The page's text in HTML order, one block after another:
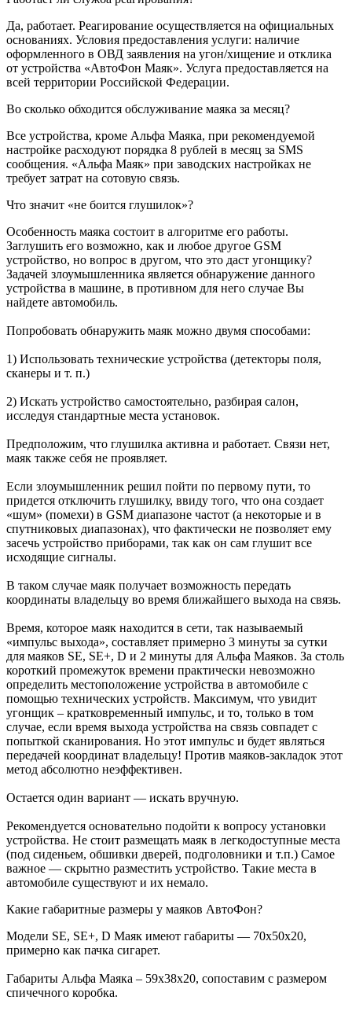
Да, работает. Реагирование осуществляется на официальных
основаниях. Условия предоставления услуги: наличие
оформленного в ОВД заявления на угон/хищение и отклика
от устройства «АвтоФон Маяк». Услуга предоставляется на
всей территории Российской Федерации.
Во сколько обходится обслуживание маяка за месяц?
Все устройства, кроме Альфа Маяка, при рекомендуемой
настройке расходуют порядка 8 рублей в месяц за SMS
сообщения. «Альфа Маяк» при заводских настройках не
требует затрат на сотовую связь.
Что значит «не боится глушилок»?
Особенность маяка состоит в алгоритме его работы.
Заглушить его возможно, как и любое другое GSM
устройство, но вопрос в другом, что это даст угонщику?
Задачей злоумышленника является обнаружение данного
устройства в машине, в противном для него случае Вы
найдете автомобиль.
Попробовать обнаружить маяк можно двумя способами:
1) Использовать технические устройства (детекторы поля,
сканеры и т. п.)
2) Искать устройство самостоятельно, разбирая салон,
исследуя стандартные места установок.
Предположим, что глушилка активна и работает. Связи нет,
маяк также себя не проявляет.
Если злоумышленник решил пойти по первому пути, то
придется отключить глушилку, ввиду того, что она создает
«шум» (помехи) в GSM диапазоне частот (а некоторые и в
спутниковых диапазонах), что фактически не позволяет ему
засечь устройство приборами, так как он сам глушит все
исходящие сигналы.
В таком случае маяк получает возможность передать
координаты владельцу во время ближайшего выхода на связь.
Время, которое маяк находится в сети, так называемый
«импульс выхода», составляет примерно 3 минуты за сутки
для маяков SE, SE+, D и 2 минуты для Альфа Маяков. За столь
короткий промежуток времени практически невозможно
определить местоположение устройства в автомобиле с
помощью технических устройств. Максимум, что увидит
угонщик – кратковременный импульс, и то, только в том
случае, если время выхода устройства на связь совпадет с
попыткой сканирования. Но этот импульс и будет являться
передачей координат владельцу! Против маяков-закладок этот
метод абсолютно неэффективен.
Остается один вариант — искать вручную.
Рекомендуется основательно подойти к вопросу установки
устройства. Не стоит размещать маяк в легкодоступные места
(под сиденьем, обшивки дверей, подголовники и т.п.) Самое
важное — скрытно разместить устройство. Такие места в
автомобиле существуют и их немало.
Какие габаритные размеры у маяков АвтоФон?
Модели SE, SE+, D Маяк имеют габариты — 70х50х20,
примерно как пачка сигарет.
Габариты Альфа Маяка – 59х38х20, сопоставим с размером
спичечного коробка.